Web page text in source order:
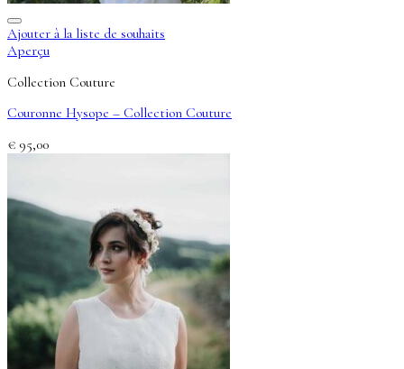
Ajouter à la liste de souhaits
Aperçu
Collection Couture
Couronne Hysope – Collection Couture
€ 95,00